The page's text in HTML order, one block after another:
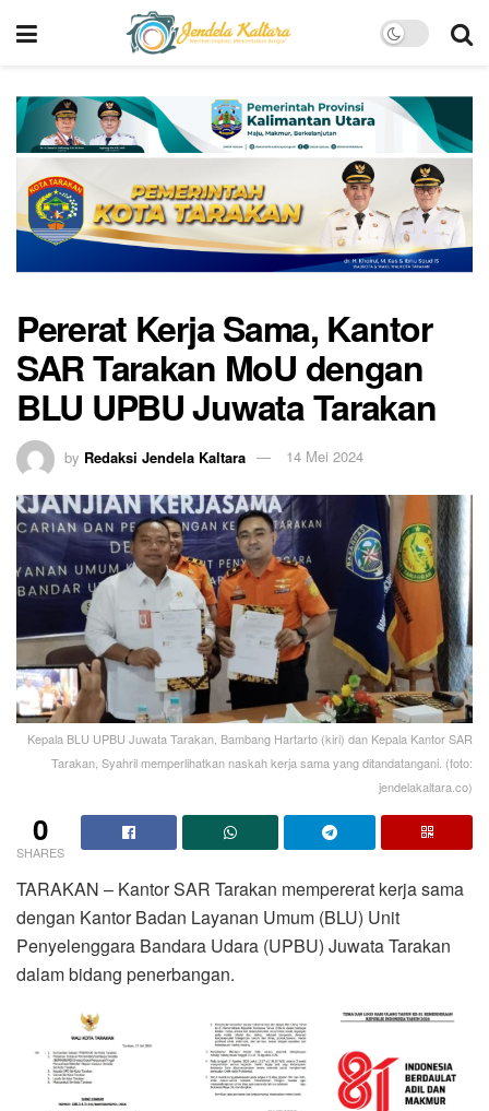
Pererat Kerja Sama, Kantor
SAR Tarakan MoU dengan
BLU UPBU Juwata Tarakan
by Redaksi Jendela Kaltara 14 Mei 2024
Kepala BLU UPBU Juwata Tarakan, Bambang Hartarto (kiri) dan Kepala Kantor SAR
Tarakan, Syahril memperlihatkan naskah kerja sama yang ditandatangani. (foto:
jendelakaltara.co)
0
SHARES
TARAKAN – Kantor SAR Tarakan mempererat kerja sama
dengan Kantor Badan Layanan Umum (BLU) Unit
Penyelenggara Bandara Udara (UPBU) Juwata Tarakan
dalam bidang penerbangan.